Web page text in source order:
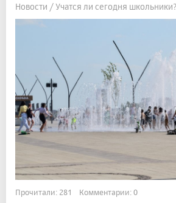
Новости / Учатся ли сегодня школьники?
Прочитали: 281 Комментарии: 0